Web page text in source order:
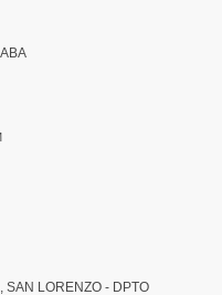
SAN LORENZO - DPTO